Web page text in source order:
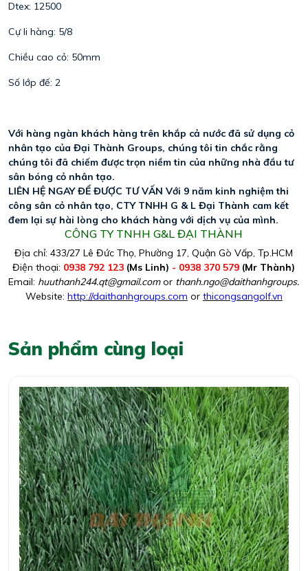
Dtex: 12500
Cự li hàng: 5/8
Chiều cao cỏ: 50mm
Số lớp đế: 2
Với hàng ngàn khách hàng trên khắp cả nước đã sử dụng cỏ
nhân tạo của Đại Thành Groups, chúng tôi tin chắc rằng
chúng tôi đã chiếm được trọn niềm tin của những nhà đầu tư
sân bóng cỏ nhân tạo.
LIÊN HỆ NGAY ĐỂ ĐƯỢC TƯ VẤN Với 9 năm kinh nghiệm thi
công sân cỏ nhân tạo, CTY TNHH G & L Đại Thành cam kết
đem lại sự hài lòng cho khách hàng với dịch vụ của mình.
CÔNG TY TNHH G&L ĐẠI THÀNH
Địa chỉ: 433/27 Lê Đức Thọ, Phường 17, Quận Gò Vấp, Tp.HCM
Điện thoại: 0938 792 123 (Ms Linh) - 0938 370 579 (Mr Thành)
Email: huuthanh244.qt@gmail.comor
Website: http://daithanhgroups.com or thicongsangolf.vn
Sản phẩm cùng loại